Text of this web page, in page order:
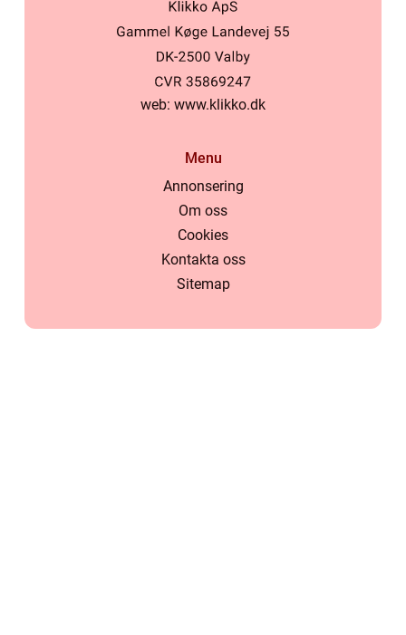
web: www.klikko.dk
Menu
Annonsering
Om oss
Cookies
Kontakta oss
Sitemap